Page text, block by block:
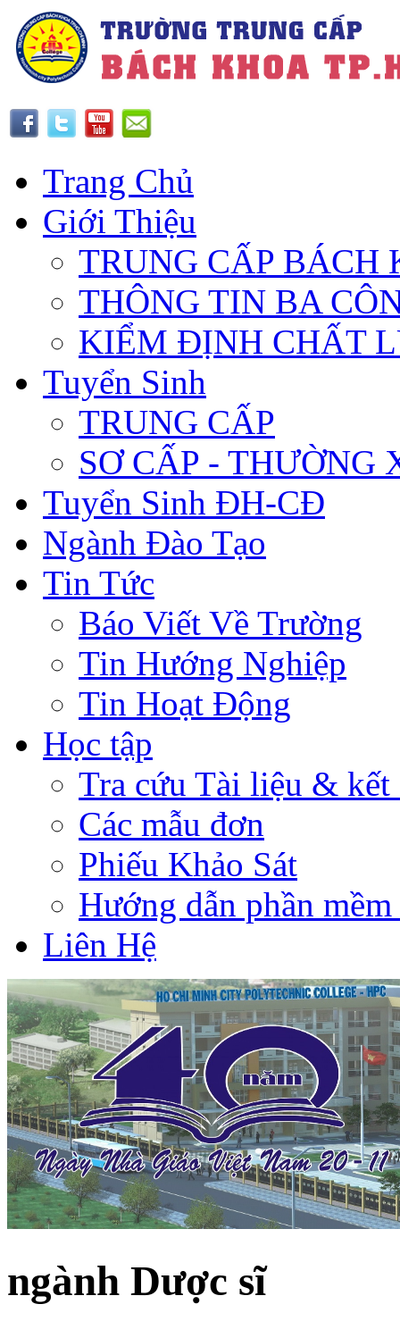
Trang Chủ
Giới Thiệu
TRUNG CẤP BÁCH
THÔNG TIN BA
KIỂM ĐỊNH CHẤT
Tuyển Sinh
TRUNG CẤP
SƠ CẤP - THƯỜNG
Tuyển Sinh ĐH-CĐ
Ngành Đào Tạo
Tin Tức
Báo Viết Về Trường
Tin Hướng Nghiệp
Tin Hoạt Động
Học tập
Tra cứu Tài liệu & kết
Các mẫu đơn
Phiếu Khảo Sát
Hướng dẫn phần
Liên Hệ
ngành Dược sĩ